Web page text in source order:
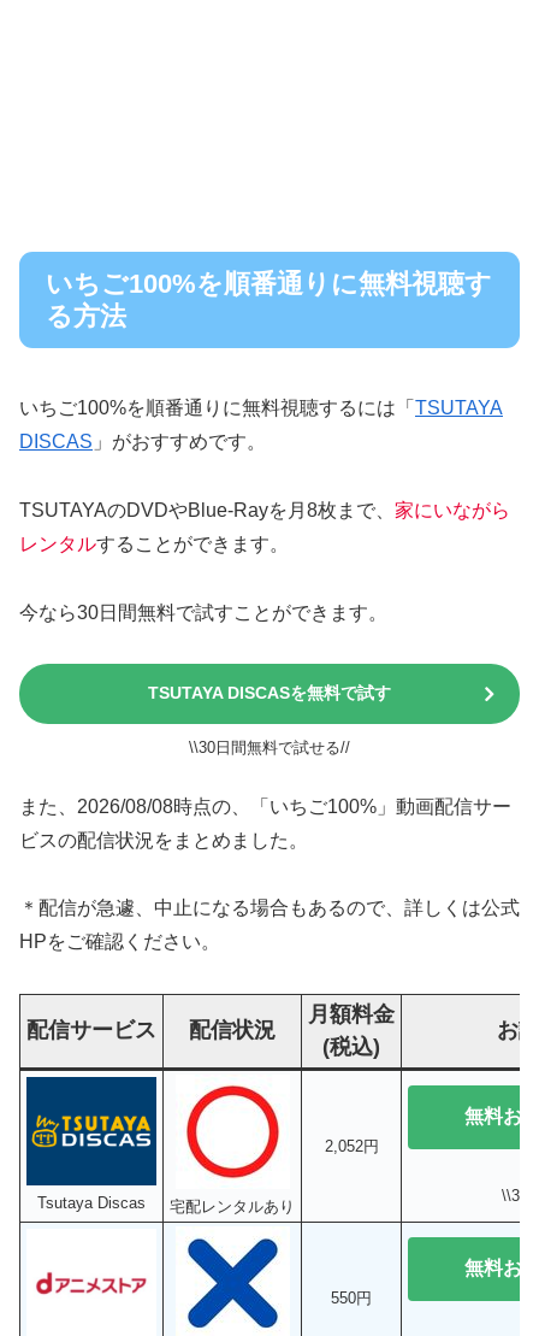
いちご100%を順番通りに無料視聴す
る方法
いちご100%を順番通りに無料視聴するには「 TSUTAYA
DISCAS 」がおすすめです。
TSUTAYAのDVDやBlue-Rayを月8枚まで、 家にいながら
レンタルすることができます。
今なら30日間無料で試すことができます。
TSUTAYA DISCASを無料で試す
\\30日間無料で試せる//
また、2026/08/08時点の、「いちご100%」動画配信サー
ビスの配信状況をまとめました。
＊配信が急遽、中止になる場合もあるので、詳しくは公式
HPをご確認ください。
配信サービス 配信状況
月額料金
(税込)
お
Tsutaya Discas 宅配レンタルあり
2,052円
無料お
\\30
550円
無料お